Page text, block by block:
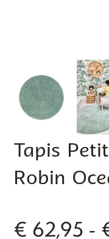
Tapis
Robin
€ 62,95 -